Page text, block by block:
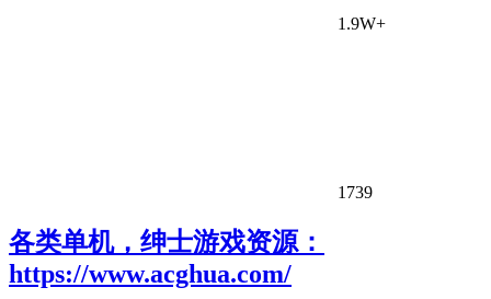
1.9W+
1739
各类单机，绅士游戏资源：
https://www.acghua.com/